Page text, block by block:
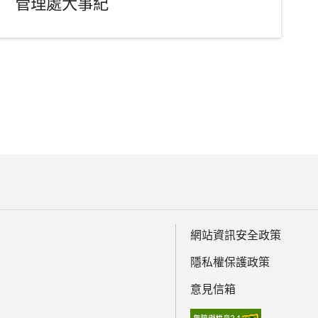
網站資訊安全政策
隱私權保護政策
意見信箱